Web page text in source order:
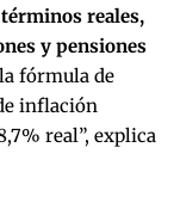
reales,
y pensiones
fórmula de
inflación
real”, explica